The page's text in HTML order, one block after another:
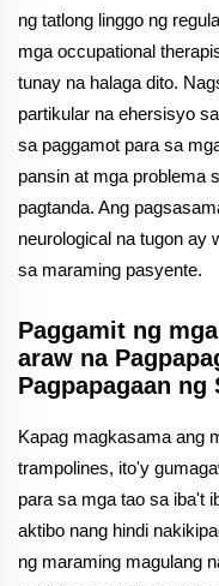
ng tatlong linggo ng
mga occupational
tunay na halaga dito.
partikular na ehersisyo
sa paggamot para sa
pansin at mga problema
pagtanda. Ang
neurological na tugon ay
sa maraming pasyente.
Paggamit ng
araw na
Pagpapagaan ng
Kapag magkasama ang
trampolines, ito'y
para sa mga tao sa iba't
aktibo nang hindi
ng maraming magulang